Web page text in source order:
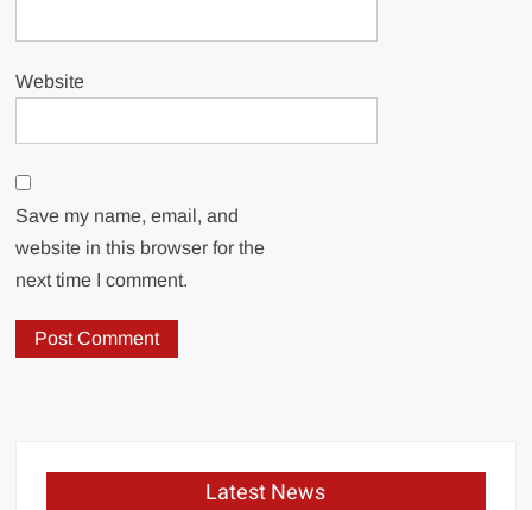
Website
Save my name, email, and
website in this browser for the
next time I comment.
Latest News